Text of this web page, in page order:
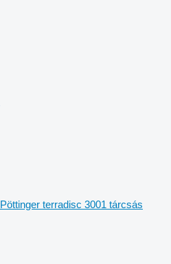
Pöttinger terradisc 3001 tárcsás